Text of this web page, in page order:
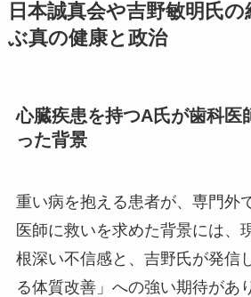
日本誠真会や吉野敏明氏
ぶ真の健康と政治
心臓疾患を持つA氏が歯科医
った背景
重い病を抱える患者が、専門外
医師に救いを求めた背景には、
根深い不信感と、吉野氏が発信
る体質改善」への強い期待があ